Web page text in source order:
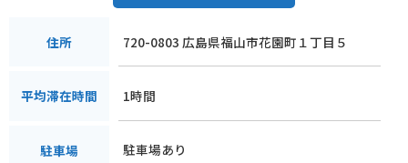
住所 720-0803 広島県福山市花園町１丁目５
平均滞在時間 1時間
駐車場 駐車場あり